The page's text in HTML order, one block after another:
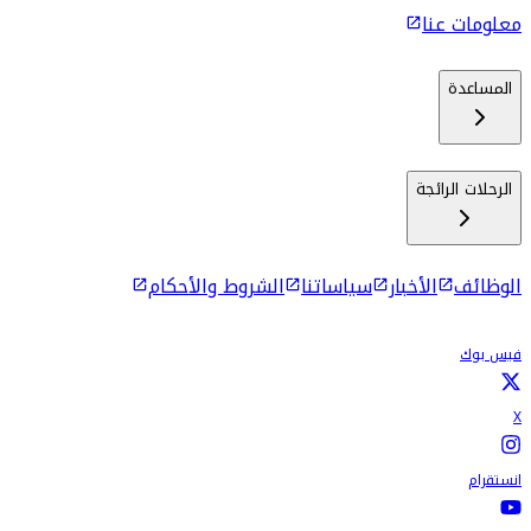
معلومات عنا
المساعدة
الرحلات الرائجة
الوظائف الأخبار سياساتنا الشروط والأحكام
فيس بوك
X
انستقرام